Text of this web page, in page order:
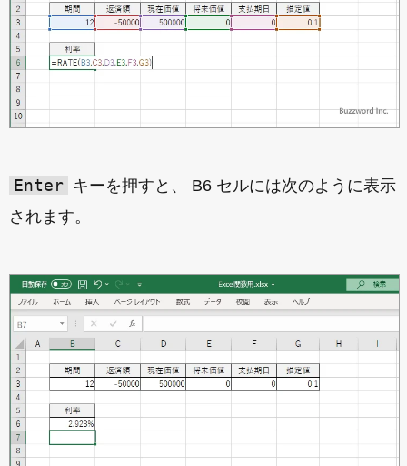
Enter キーを押すと、 B6 セルには次のように表示
されます。